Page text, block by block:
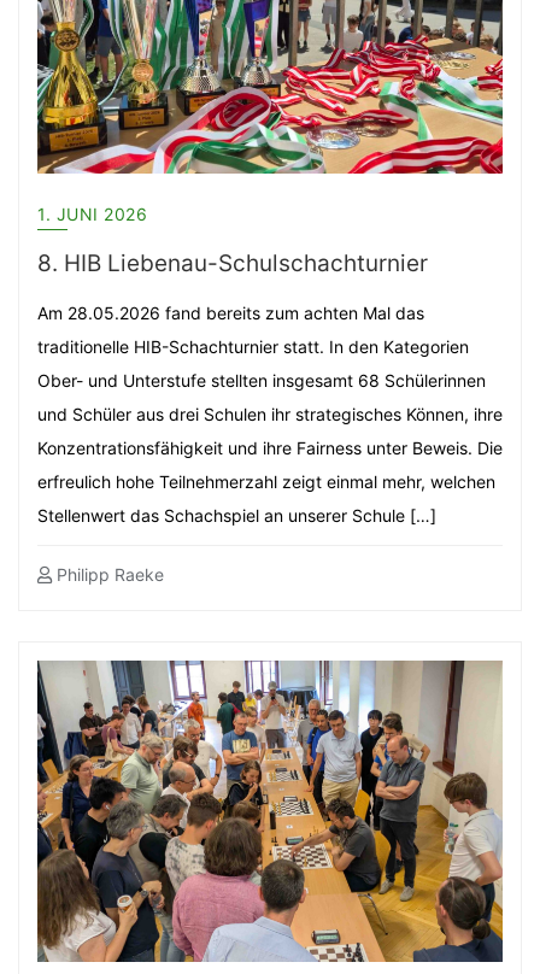
1. JUNI 2026
8. HIB Liebenau-Schulschachturnier
Am 28.05.2026 fand bereits zum achten Mal das
traditionelle HIB-Schachturnier statt. In den Kategorien
Ober- und Unterstufe stellten insgesamt 68 Schülerinnen
und Schüler aus drei Schulen ihr strategisches Können, ihre
Konzentrationsfähigkeit und ihre Fairness unter Beweis. Die
erfreulich hohe Teilnehmerzahl zeigt einmal mehr, welchen
Stellenwert das Schachspiel an unserer Schule […]
Philipp Raeke